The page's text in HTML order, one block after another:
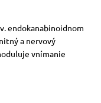
endokanabinoidnom
a nervový
vnímanie